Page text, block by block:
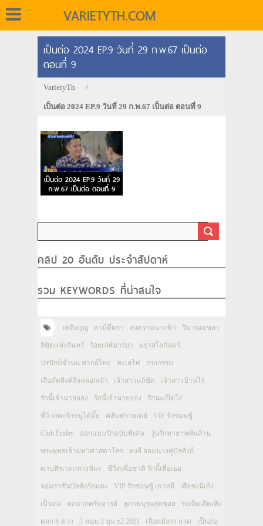
VARIETYTH.COM
เป็นต่อ 2024 EP.9 วันที่ 29 ก.พ.67 เป็นต่อ
ตอนที่ 9
VarietyTh /
เป็นต่อ 2024 EP.9 วันที่ 29 ก.พ.67 เป็นต่อ ตอนที่ 9
เป็นต่อ 2024 EP.9 วันที่ 29
ก.พ.67 เป็นต่อ ตอนที่ 9
คลิป 20 อันดับ ประจำสัปดาห์
รวม KEYWORDS ที่น่าสนใจ
เพลิงบุญ สามีตีตรา สงครามนางฟ้า วิมานเมขลา
ลิขิตแห่งจันทร์ ร้อยเล่ห์มารยา มธุรสโลกันตร์
ปรปักษ์จำนน พากย์ไทย ทะเลไฟ กรงกรรม
เสือตัดสิงห์ลิงหลอกเจ้า เจ้าสาวแก้ขัด เจ้าสาวบ้านไร่
รักนี้เจ้านายจอง รักนี้เจ้านายจอง รักนะเป็ดโง่
พี่ว้ากคะรักหนูได้มั้ย คลับฟรายเดย์ VIP รักซ่อนชู้
Club Friday ออกแบบรักฉบับพิเศษ วุ่นรักทายาทพันล้าน
พระพุทธเจ้ามหาศาสดาโลก ทงอี จอมนางคู่บัลลังก์
ดาบพิฆาตกลางหิมะ ชีวิตเพื่อชาติ รักนี้เพื่อเธอ
จอมราชันบัลลังก์อมตะ VIP รักซ่อนชู้ เกาหลี เสือชะนีเก้ง
เป็นต่อ หกฉากครับจารย์ สุภาพบุรุษสุดซอย ระเบิดเถิดเทิง
ตลก 6 ฉาก 3 หนุ่ม 3 มุม x2 2021 เลือดมังกร แรด เป็นต่อ